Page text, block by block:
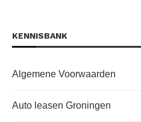
KENNISBANK
Algemene Voorwaarden
Auto leasen Groningen